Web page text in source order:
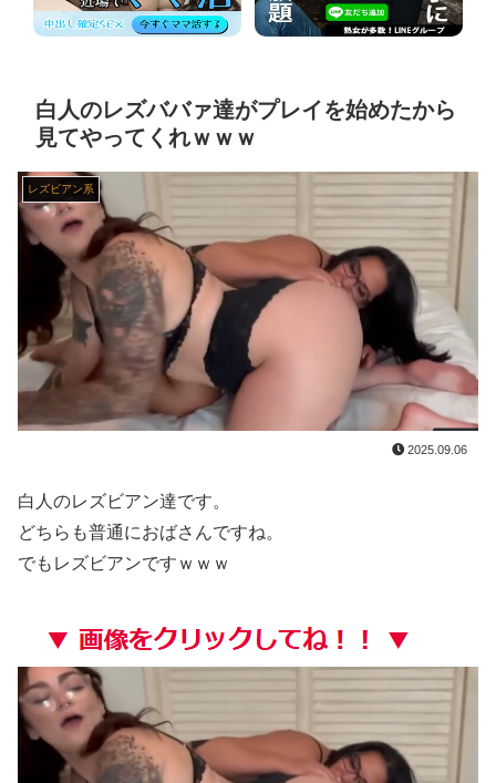
【動画】 清楚な看護師さんがヤリ●ンだった！そーっとチ●ポ握りニギニギ？！マジか！そんなぁぁ笑
ちとせよしのさん(26)の限界突破のドスケベ尻 part2
葬送のフリーレン フェルンを脱がしていくエ□クリッカーゲーム 一級魔法使い、簡単に催眠術にかかる。
メキシコ人「韓国、やめておけ」元日本代表指揮官、韓国代表の新監督有力候補に急浮上！【海外の反応】
【悲報】 有吉、一般人に「ド正論」を叩きつけて炎上ｗｗｗｗｗｗｗｗ
【日向坂46】 今回はお手頃価格？日向坂46とBEAMSのコラボが決定！！
やっぱり肉が好き
職場の人妻と不倫をして、ついに、、、
今iPhone 17 Pro Max買うってあり？
白人のレズババァ達がプレイを始めたから
見てやってくれｗｗｗ
レズビアン系
2025.09.06
白人のレズビアン達です。
どちらも普通におばさんですね。
でもレズビアンですｗｗｗ